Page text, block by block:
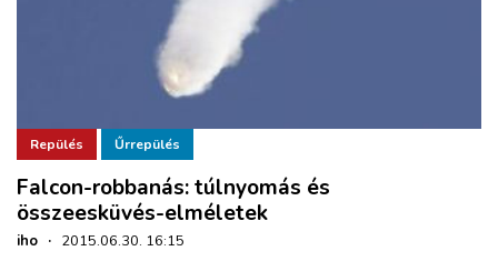
Repülés Űrrepülés
Falcon-robbanás: túlnyomás és
összeesküvés-elméletek
iho · 2015.06.30. 16:15